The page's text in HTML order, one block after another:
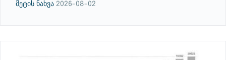
მეტის ნახვა 2026-08-02